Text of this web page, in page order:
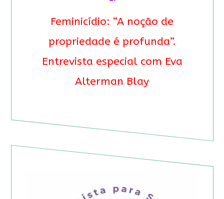
Feminicídio: “A noção de
propriedade é profunda”.
Entrevista especial com Eva
Alterman Blay